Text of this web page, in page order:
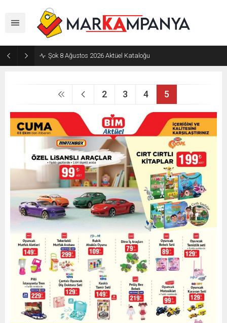
Şok 8 Ağustos 2026 Aktüel Kataloğu
2 3 4 5